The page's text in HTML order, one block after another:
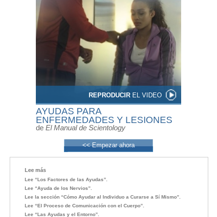
REPRODUCIR EL VIDEO
AYUDAS PARA
ENFERMEDADES Y LESIONES
de El Manual de Scientology
<< Empezar ahora
Lee más
Lee “Los Factores de las Ayudas”.
Lee “Ayuda de los Nervios”.
Lee la sección “Cómo Ayudar al Individuo a Curarse a Sí Mismo”.
Lee “El Proceso de Comunicación con el Cuerpo”.
Lee “Las Ayudas y el Entorno”.